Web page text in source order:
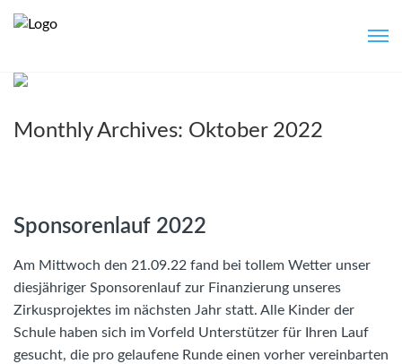
Monthly Archives: Oktober 2022
Sponsorenlauf 2022
Am Mittwoch den 21.09.22 fand bei tollem Wetter unser
diesjähriger Sponsorenlauf zur Finanzierung unseres
Zirkusprojektes im nächsten Jahr statt. Alle Kinder der
Schule haben sich im Vorfeld Unterstützer für Ihren Lauf
gesucht, die pro gelaufene Runde einen vorher vereinbarten